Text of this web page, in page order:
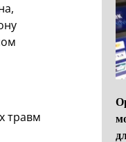
травм